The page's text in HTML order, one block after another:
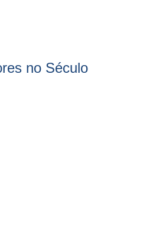
no Século